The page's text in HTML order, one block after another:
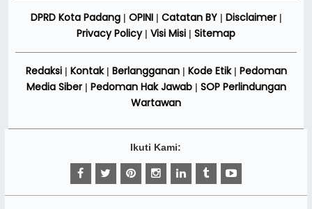
DPRD Kota Padang| OPINI| Catatan BY| Disclaimer|
Privacy Policy| Visi Misi | Sitemap
Redaksi| Kontak| Berlangganan| Kode Etik| Pedoman
Media Siber| Pedoman Hak Jawab| SOP Perlindungan
Wartawan
Ikuti Kami: